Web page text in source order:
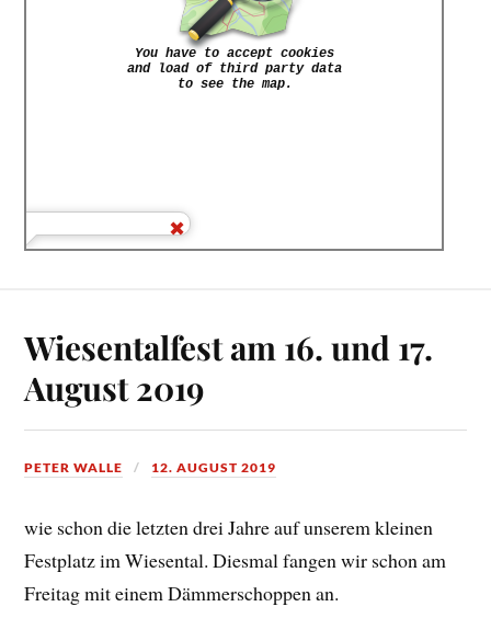
Wiesentalfest am 16. und 17.
August 2019
PETER WALLE 12. AUGUST 2019
wie schon die letzten drei Jahre auf unserem kleinen
Festplatz im Wiesental. Diesmal fangen wir schon am
Freitag mit einem Dämmerschoppen an.